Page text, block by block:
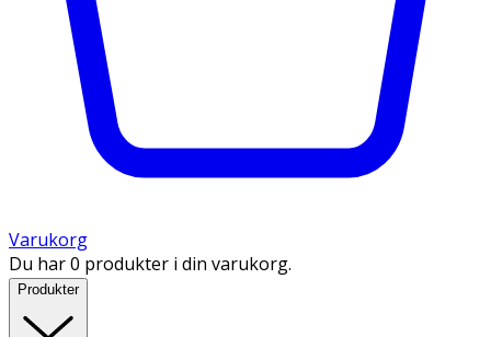
Varukorg
Du har 0 produkter i din varukorg.
Produkter